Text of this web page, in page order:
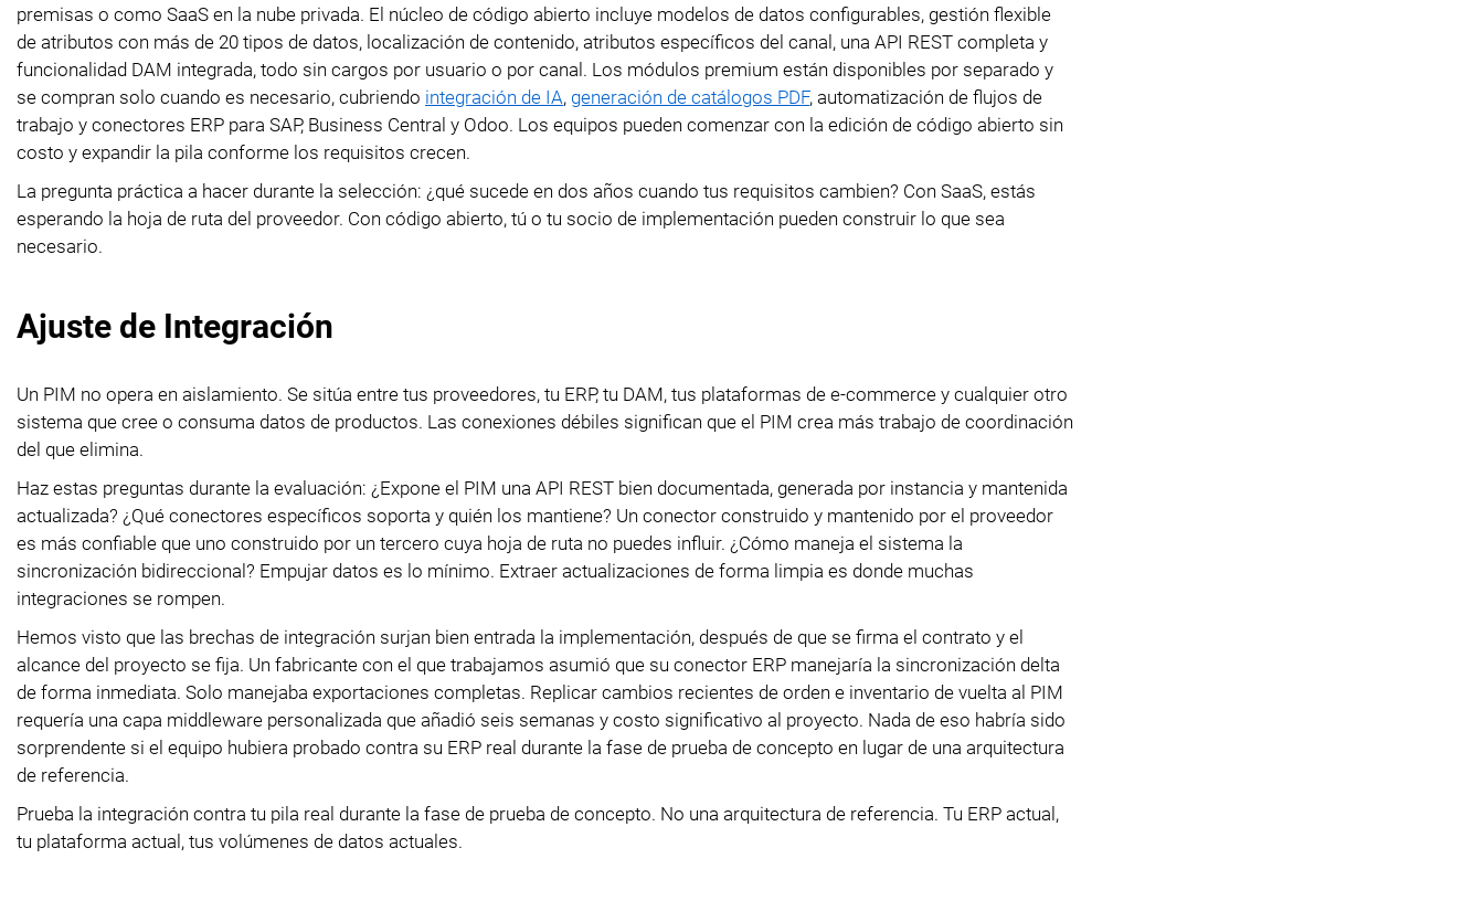
premisas o como SaaS en la nube privada. El núcleo de código abierto incluye modelos de datos configurables, gestión flexible
de atributos con más de 20 tipos de datos, localización de contenido, atributos específicos del canal, una API REST completa y
funcionalidad DAM integrada, todo sin cargos por usuario o por canal. Los módulos premium están disponibles por separado y
se compran solo cuando es necesario, cubriendo integración de IA, generación de catálogos PDF, automatización de flujos de
trabajo y conectores ERP para SAP, Business Central y Odoo. Los equipos pueden comenzar con la edición de código abierto sin
costo y expandir la pila conforme los requisitos crecen.
La pregunta práctica a hacer durante la selección: ¿qué sucede en dos años cuando tus requisitos cambien? Con SaaS, estás
esperando la hoja de ruta del proveedor. Con código abierto, tú o tu socio de implementación pueden construir lo que sea
necesario.
Ajuste de Integración
Un PIM no opera en aislamiento. Se sitúa entre tus proveedores, tu ERP, tu DAM, tus plataformas de e-commerce y cualquier otro
sistema que cree o consuma datos de productos. Las conexiones débiles significan que el PIM crea más trabajo de coordinación
del que elimina.
Haz estas preguntas durante la evaluación: ¿Expone el PIM una API REST bien documentada, generada por instancia y mantenida
actualizada? ¿Qué conectores específicos soporta y quién los mantiene? Un conector construido y mantenido por el proveedor
es más confiable que uno construido por un tercero cuya hoja de ruta no puedes influir. ¿Cómo maneja el sistema la
sincronización bidireccional? Empujar datos es lo mínimo. Extraer actualizaciones de forma limpia es donde muchas
integraciones se rompen.
Hemos visto que las brechas de integración surjan bien entrada la implementación, después de que se firma el contrato y el
alcance del proyecto se fija. Un fabricante con el que trabajamos asumió que su conector ERP manejaría la sincronización delta
de forma inmediata. Solo manejaba exportaciones completas. Replicar cambios recientes de orden e inventario de vuelta al PIM
requería una capa middleware personalizada que añadió seis semanas y costo significativo al proyecto. Nada de eso habría sido
sorprendente si el equipo hubiera probado contra su ERP real durante la fase de prueba de concepto en lugar de una arquitectura
de referencia.
Prueba la integración contra tu pila real durante la fase de prueba de concepto. No una arquitectura de referencia. Tu ERP actual,
tu plataforma actual, tus volúmenes de datos actuales.